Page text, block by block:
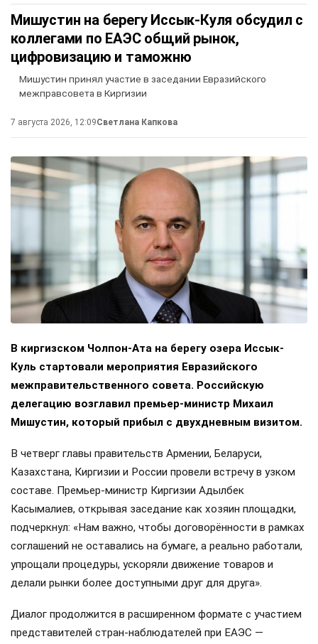
Мишустин на берегу Иссык-Куля обсудил с
коллегами по ЕАЭС общий рынок,
цифровизацию и таможню
Мишустин принял участие в заседании Евразийского
межправсовета в Киргизии
7 августа 2026, 12:09Светлана Капкова
В киргизском Чолпон-Ата на берегу озера Иссык-
Куль стартовали мероприятия Евразийского
межправительственного совета. Российскую
делегацию возглавил премьер-министр Михаил
Мишустин, который прибыл с двухдневным визитом.
В четверг главы правительств Армении, Беларуси,
Казахстана, Киргизии и России провели встречу в узком
составе. Премьер-министр Киргизии Адылбек
Касымалиев, открывая заседание как хозяин площадки,
подчеркнул: «Нам важно, чтобы договорённости в рамках
соглашений не оставались на бумаге, а реально работали,
упрощали процедуры, ускоряли движение товаров и
делали рынки более доступными друг для друга».
Диалог продолжится в расширенном формате с участием
представителей стран-наблюдателей при ЕАЭС —